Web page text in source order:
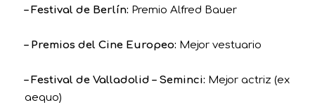
– Festival de Berlín: Premio Alfred Bauer
– Premios del Cine Europeo: Mejor vestuario
– Festival de Valladolid – Seminci: Mejor actriz (ex
aequo)